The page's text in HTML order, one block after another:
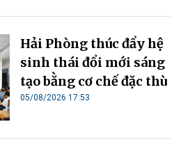
Hải Phòng thúc đẩy hệ
sinh thái đổi mới sáng
tạo bằng cơ chế đặc thù
05/08/2026 17:53